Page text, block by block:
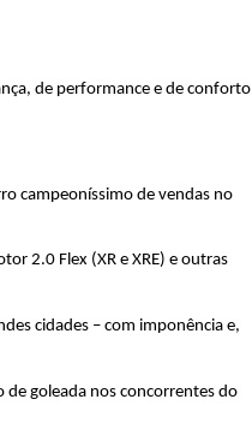
de performance e de conforto
campeoníssimo de vendas no
2.0 Flex (XR e XRE) e outras
cidades – com imponência e,
de goleada nos concorrentes do